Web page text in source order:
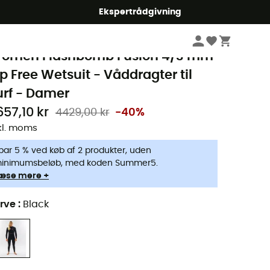
Ekspertrådgivning
Beklædning damer Neopren våddragter til damer
Flashbomb Fusion 4/3 mm
Free Wetsuit - Våddragter til
- Damer
kr 4429,00 kr -40%
moms
5 % ved køb af 2 produkter, uden
med koden Summer5.
mere +
: Black